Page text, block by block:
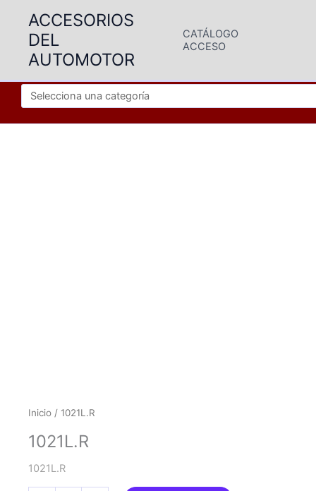
contenido
ACCESORIOS
DEL
AUTOMOTOR
CATÁLOGO
ACCESO
Inicio / 1021L.R
1021L.R
1021L.R